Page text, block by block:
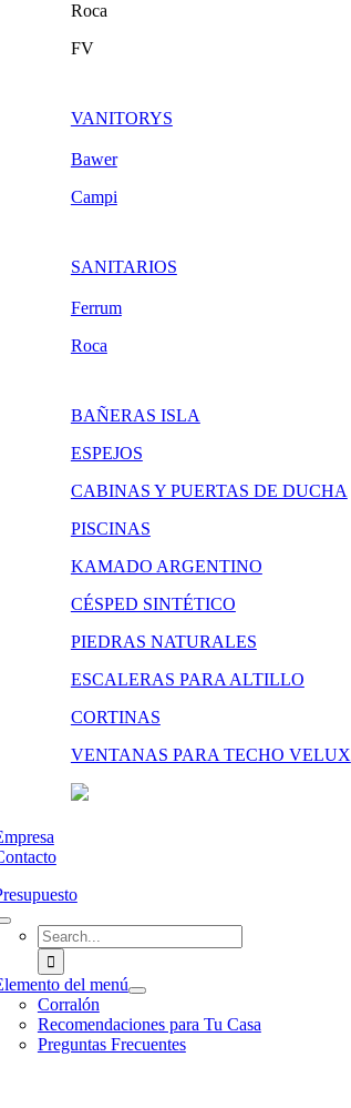
Roca
FV
VANITORYS
Bawer
Campi
SANITARIOS
Ferrum
Roca
BAÑERAS ISLA
ESPEJOS
CABINAS Y PUERTAS DE DUCHA
PISCINAS
KAMADO ARGENTINO
CÉSPED SINTÉTICO
PIEDRAS NATURALES
ESCALERAS PARA ALTILLO
CORTINAS
VENTANAS PARA TECHO VELUX
Search
for:
del menú
Corralón
Recomendaciones para Tu Casa
Preguntas Frecuentes